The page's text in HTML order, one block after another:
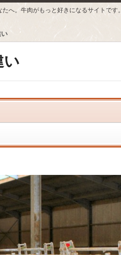
へ。牛肉がもっと好きになるサイトです。
い